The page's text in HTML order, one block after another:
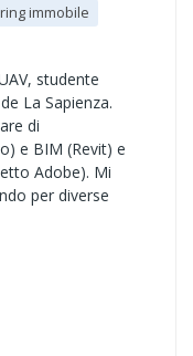
immobile
studente
La Sapienza.
di
e BIM (Revit) e
Adobe). Mi
per diverse